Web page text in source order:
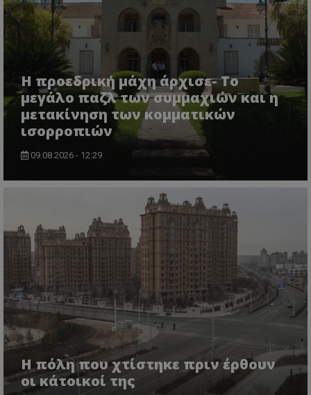
Η προεδρική μάχη άρχισε- Το
μεγάλο παζλ των συμμαχιών και η
μετακίνηση των κομματικών
ισορροπιών
09.08.2026 - 12:29
Η πόλη που χτίστηκε πριν έρθουν
οι κάτοικοί της